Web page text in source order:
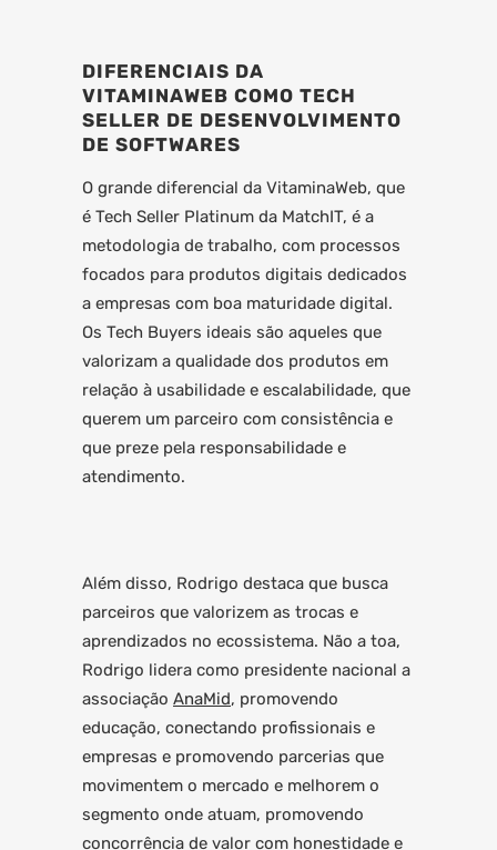
DIFERENCIAIS DA
VITAMINAWEB COMO TECH
SELLER DE DESENVOLVIMENTO
DE SOFTWARES
O grande diferencial da VitaminaWeb, que
é Tech Seller Platinum da MatchIT, é a
metodologia de trabalho, com processos
focados para produtos digitais dedicados
a empresas com boa maturidade digital.
Os Tech Buyers ideais são aqueles que
valorizam a qualidade dos produtos em
relação à usabilidade e escalabilidade, que
querem um parceiro com consistência e
que preze pela responsabilidade e
atendimento.
Além disso, Rodrigo destaca que busca
parceiros que valorizem as trocas e
aprendizados no ecossistema. Não a toa,
Rodrigo lidera como presidente nacional a
associação AnaMid, promovendo
educação, conectando profissionais e
empresas e promovendo parcerias que
movimentem o mercado e melhorem o
segmento onde atuam, promovendo
concorrência de valor com honestidade e